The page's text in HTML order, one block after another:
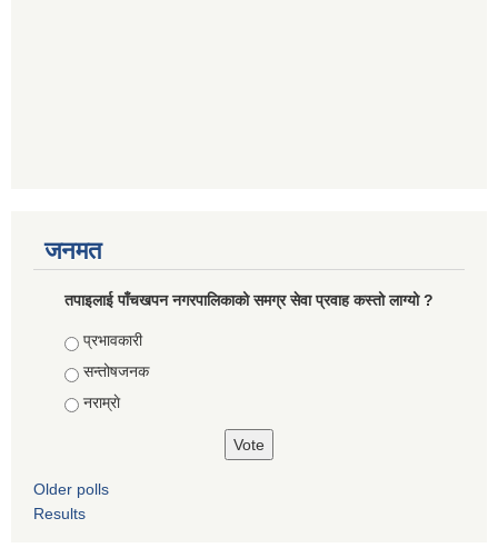
जनमत
तपाइलाई पाँचखपन नगरपालिकाको समग्र सेवा प्रवाह कस्तो लाग्यो ?
Choices
प्रभावकारी
सन्तोषजनक
नराम्राे
Older polls
Results